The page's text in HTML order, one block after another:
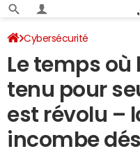
Cybersécurité
Le temps où
tenu pour
est révolu –
incombe